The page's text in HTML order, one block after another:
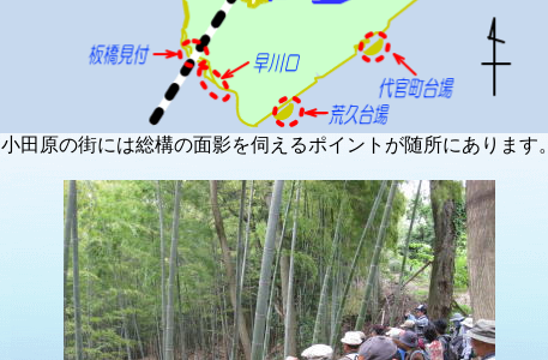
小田原の街には総構の面影を伺えるポイントが随所にあります